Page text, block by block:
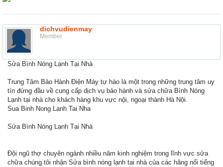
dichvudienmay
Member
Sửa Bình Nóng Lạnh Tại Nhà
Trung Tâm Bảo Hành Điện Máy tự hào là một trong những trung tâm uy
tín đứng đầu về cung cấp dịch vụ bảo hành và sửa chữa Bình Nóng
Lạnh tại nhà cho khách hàng khu vực nội, ngoại thành Hà Nội.
Sua Binh Nong Lanh Tai Nha
Sửa Bình Nóng Lạnh Tại Nhà
Đội ngũ thợ chuyên ngành nhiều năm kinh nghiệm trong lĩnh vực sửa
chữa chúng tôi nhận Sửa bình nóng lạnh tại nhà của các hãng nổi tiếng